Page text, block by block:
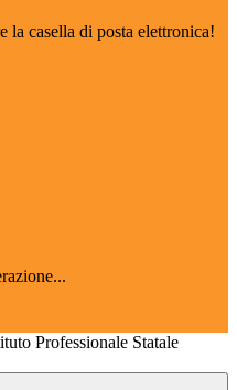
la casella di posta elettronica!